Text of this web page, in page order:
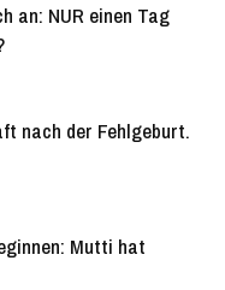
an: NUR einen Tag
nach der Fehlgeburt.
Mutti hat